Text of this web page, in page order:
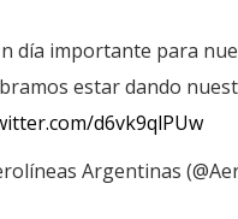
día importante para
estar dando
d6vk9qlPUw
Argentinas